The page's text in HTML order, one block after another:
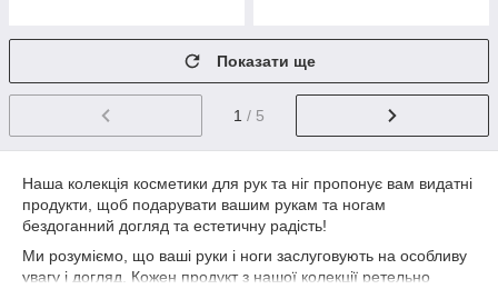
Показати ще
1 / 5
Наша колекція косметики для рук та ніг пропонує вам видатні
продукти, щоб подарувати вашим рукам та ногам
бездоганний догляд та естетичну радість!
Ми розуміємо, що ваші руки і ноги заслуговують на особливу
увагу і догляд. Кожен продукт з нашої колекції ретельно